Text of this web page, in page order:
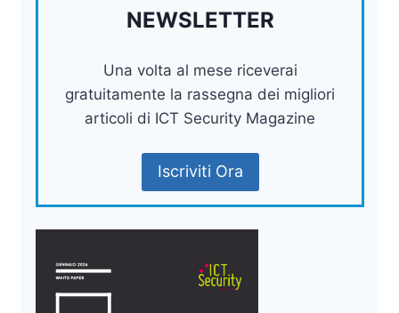
NEWSLETTER
Una volta al mese riceverai
gratuitamente la rassegna dei migliori
articoli di ICT Security Magazine
Iscriviti Ora